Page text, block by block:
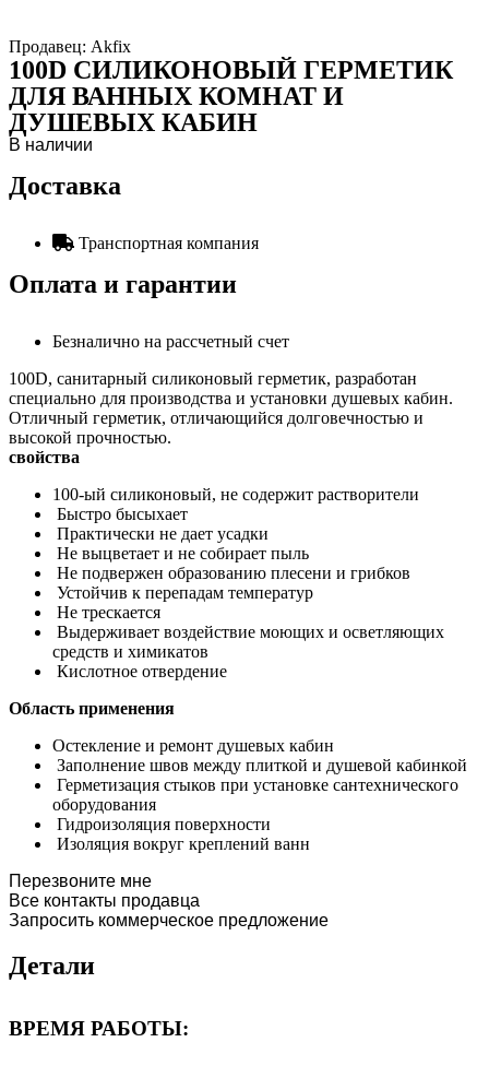
Продавец: Akfix
100D СИЛИКОНОВЫЙ ГЕРМЕТИК
ДЛЯ ВАННЫХ КОМНАТ И
ДУШЕВЫХ КАБИН
В наличии
Доставка
Транспортная компания
Оплата и гарантии
Безналично на рассчетный счет
100D, санитарный силиконовый герметик, разработан
специально для производства и установки душевых кабин.
Отличный герметик, отличающийся долговечностью и
высокой прочностью.
свойства
100-ый силиконовый, не содержит растворители
Быстро бысыхает
Практически не дает усадки
Не выцветает и не собирает пыль
Не подвержен образованию плесени и грибков
Устойчив к перепадам температур
Не трескается
Выдерживает воздействие моющих и осветляющих
средств и химикатов
Кислотное отвердение
Область применения
Остекление и ремонт душевых кабин
Заполнение швов между плиткой и душевой кабинкой
Герметизация стыков при установке сантехнического
оборудования
Гидроизоляция поверхности
Изоляция вокруг креплений ванн
Перезвоните мне
Все контакты продавца
Запросить коммерческое предложение
Детали
ВРЕМЯ РАБОТЫ: